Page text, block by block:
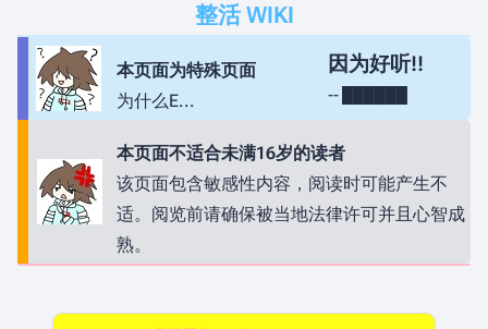
整活 WIKI
本页面为特殊页面
为什么E...
因为好听!!
-- ██████
本页面不适合未满16岁的读者
该页面包含敏感性内容，阅读时可能产生不
适。阅览前请确保被当地法律许可并且心智成
熟。